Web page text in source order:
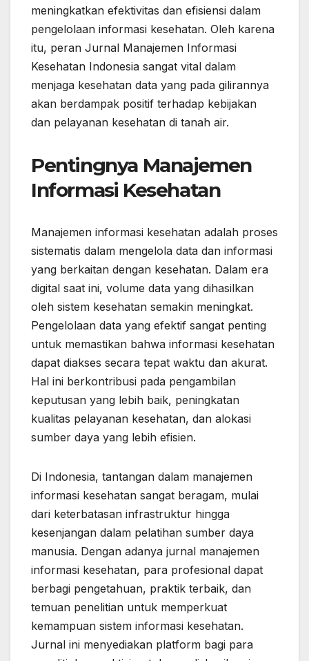
meningkatkan efektivitas dan efisiensi dalam
pengelolaan informasi kesehatan. Oleh karena
itu, peran Jurnal Manajemen Informasi
Kesehatan Indonesia sangat vital dalam
menjaga kesehatan data yang pada gilirannya
akan berdampak positif terhadap kebijakan
dan pelayanan kesehatan di tanah air.
Pentingnya Manajemen
Informasi Kesehatan
Manajemen informasi kesehatan adalah proses
sistematis dalam mengelola data dan informasi
yang berkaitan dengan kesehatan. Dalam era
digital saat ini, volume data yang dihasilkan
oleh sistem kesehatan semakin meningkat.
Pengelolaan data yang efektif sangat penting
untuk memastikan bahwa informasi kesehatan
dapat diakses secara tepat waktu dan akurat.
Hal ini berkontribusi pada pengambilan
keputusan yang lebih baik, peningkatan
kualitas pelayanan kesehatan, dan alokasi
sumber daya yang lebih efisien.
Di Indonesia, tantangan dalam manajemen
informasi kesehatan sangat beragam, mulai
dari keterbatasan infrastruktur hingga
kesenjangan dalam pelatihan sumber daya
manusia. Dengan adanya jurnal manajemen
informasi kesehatan, para profesional dapat
berbagi pengetahuan, praktik terbaik, dan
temuan penelitian untuk memperkuat
kemampuan sistem informasi kesehatan.
Jurnal ini menyediakan platform bagi para